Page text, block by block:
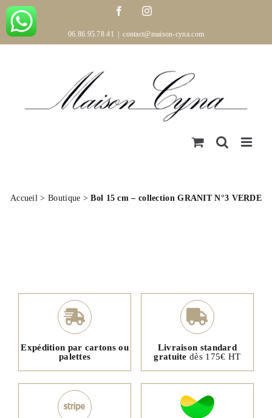
Passer
au
contenu
FacebookInstagram
06.86.95.78.41 contact@maison-cyna.com
Accueil > Boutique >Bol 15 cm – collection GRANIT N°3 VERDE
Expédition par cartons ou
palettes
Livraison standard
gratuite dès 175€ HT